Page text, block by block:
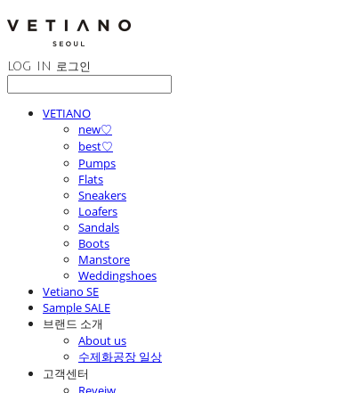
LOG IN 로그인
VETIANO
new♡
best♡
Pumps
Flats
Sneakers
Loafers
Sandals
Boots
Manstore
Weddingshoes
Vetiano SE
Sample SALE
브랜드 소개
About us
수제화공장 일상
고객센터